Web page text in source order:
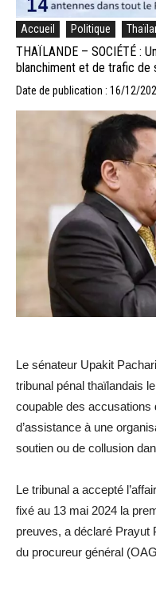
Accueil Politique
THAÏLANDE – SOCIÉTÉ :
blanchiment et de trafic de
Date de publication : 16/12/
Le sénateur Upakit
tribunal pénal thaïlandais
coupable des accusations
d’assistance à une
soutien ou de collusion
Le tribunal a accepté
fixé au 13 mai 2024 la
preuves, a déclaré Prayut
du procureur général